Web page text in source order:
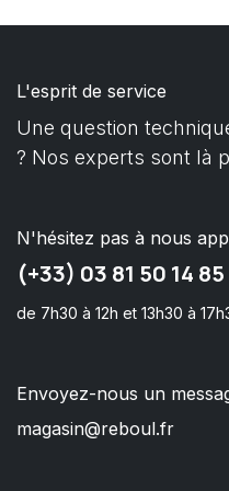
L'esprit de service
Une question
? Nos experts sont là
N'hésitez pas à nous
(+33) 03 81 50 14 85
de 7h30 à 12h et 13h30 à
Envoyez-nous un
magasin@reboul.fr